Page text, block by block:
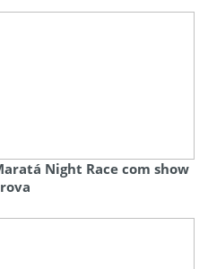
Night Race com show